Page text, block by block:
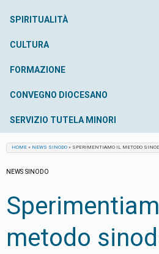
SPIRITUALITÀ
CULTURA
FORMAZIONE
CONVEGNO DIOCESANO
SERVIZIO TUTELA MINORI
HOME » NEWS SINODO » SPERIMENTIAMO IL METODO
NEWS SINODO
metodo